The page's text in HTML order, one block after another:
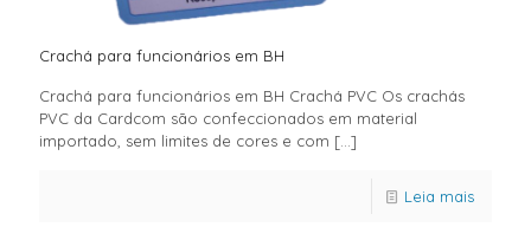
Crachá para funcionários em BH
Crachá para funcionários em BH Crachá PVC Os crachás
PVC da Cardcom são confeccionados em material
importado, sem limites de cores e com […]
Leia mais